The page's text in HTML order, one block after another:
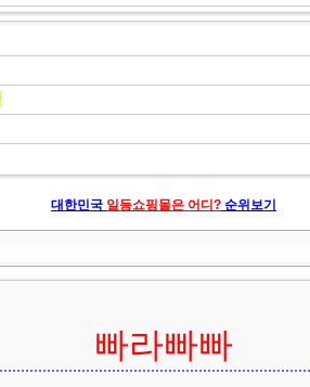
대한민국 일등쇼핑몰은 어디? 순위보기
빠라빠빠